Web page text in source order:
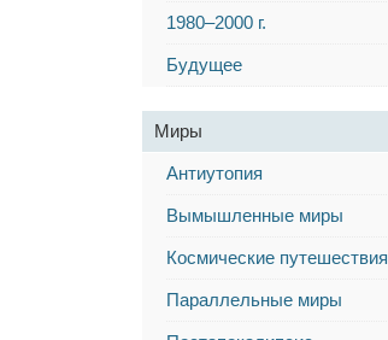
1980–2000 г.
Будущее
Миры
Антиутопия
Вымышленные миры
Космические путешествия
Параллельные миры